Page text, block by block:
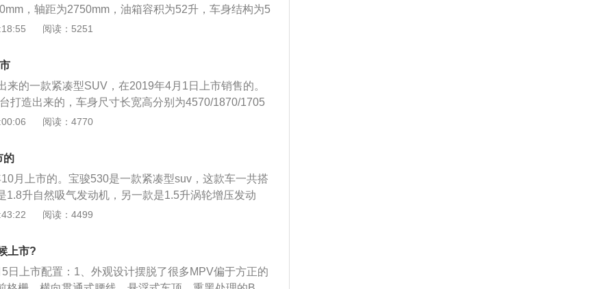
，轴距为2750mm，油箱容积为52升，车身结构为5
升涡轮增压发动机，最大功率是108kw，最大扭矩是2
式独立悬挂，后悬挂使用了扭力梁式非独立悬挂。
阅读：5251
来的一款紧凑型SUV，在2019年4月1日上市销售的。
打造出来的，车身尺寸长宽高分别为4570/1870/1705
计富有科技的感，侧面线条肌肉感强烈，后备箱造型显
动机，最大功率达到151马力，匹配手动或者CVT变速
阅读：4770
的
月上市的。宝骏530是一款紧凑型suv，这款车一共搭
1.8升自然吸气发动机，另一款是1.5升涡轮增压发动
最大功率为108kw，最大扭矩为250牛米，这款发动机
点电喷技术，并且使用了铝合金缸盖和铸铁缸体。与这
变速箱或cvt变速箱。1.8升自然吸气发动机最大功率为
米，这款发动机能在5600转每分钟时输出最大功率，
阅读：4499
上市?
日上市配置：1、外观设计摆脱了很多MPV偏于方正的